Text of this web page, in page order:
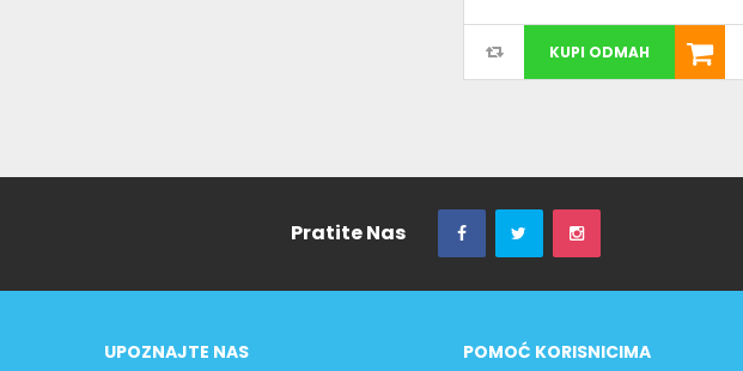
KUPI ODMAH
Pratite Nas
UPOZNAJTE NAS POMOĆ KORISNICIMA